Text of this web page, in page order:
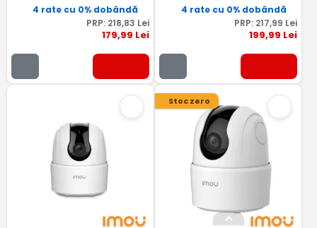
4 rate cu 0% dobândă
PRP: 218,83 Lei
179,99 Lei
4 rate cu 0% dobândă
PRP: 217,99 Lei
199,99 Lei
Stoc zero